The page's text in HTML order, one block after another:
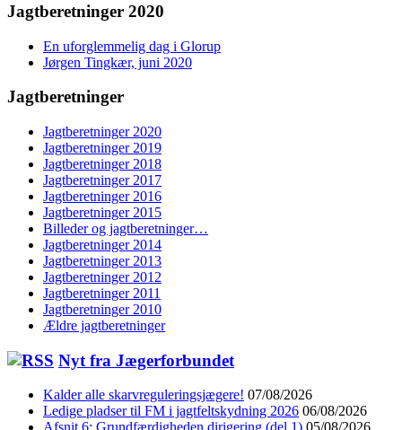
Jagtberetninger 2020
En uforglemmelig dag i Glorup
Jørgen Tingkær, juni 2020
Jagtberetninger
Jagtberetninger 2020
Jagtberetninger 2019
Jagtberetninger 2018
Jagtberetninger 2017
Jagtberetninger 2016
Jagtberetninger 2015
Billeder og jagtberetninger…
Jagtberetninger 2014
Jagtberetninger 2013
Jagtberetninger 2012
Jagtberetninger 2011
Jagtberetninger 2010
Ældre jagtberetninger
Nyt fra Jægerforbundet
Kalder alle skarvreguleringsjægere! 07/08/2026
Ledige pladser til FM i jagtfeltskydning 2026 06/08/2026